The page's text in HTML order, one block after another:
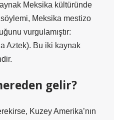
Meksika kültüründe
Meksika mestizo
vurgulamıştır:
Aztek). Bu iki kaynak
gelir?
Kuzey Amerika’nın